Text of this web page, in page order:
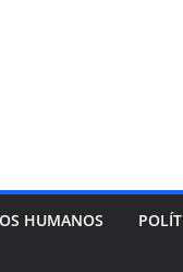
HUMANOS